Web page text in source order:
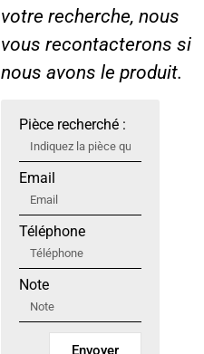
re
r
S
votre recherche, nous
vous recontacterons si
nous avons le produit.
Pièce recherché :
Email
Téléphone
Note
Envoyer